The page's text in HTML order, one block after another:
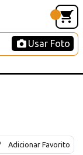
Usar Foto
Adicionar Favorito